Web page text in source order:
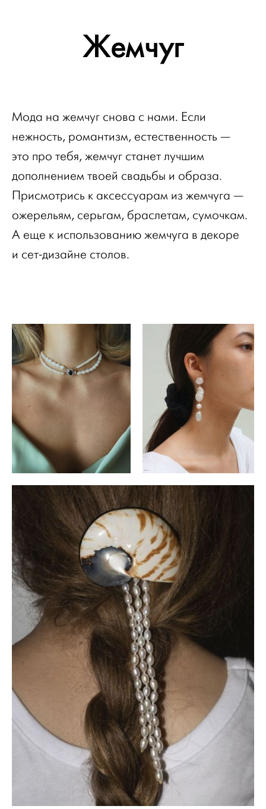
Жемчуг
Мода на жемчуг снова с нами. Если
нежность, романтизм, естественность —
это про тебя, жемчуг станет лучшим
дополнением твоей свадьбы и образа.
Присмотрись к аксессуарам из жемчуга —
ожерельям, серьгам, браслетам, сумочкам.
А еще к использованию жемчуга в декоре
и сет-дизайне столов.